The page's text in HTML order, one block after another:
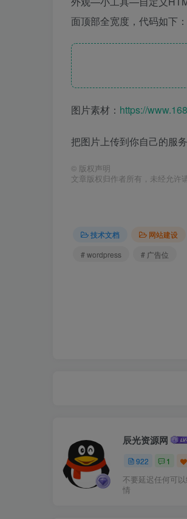
面顶部全宽度，代码如下：
图片素材： https://
把图片上传到你自己的服
© 版权声明
文章版权归作者所有，未经允许
技术文档
网站建设
# wordpress
# 广告位
辰光资源网
922 1
不要延迟任何可
情